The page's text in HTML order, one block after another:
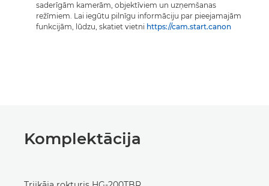
saderīgām kamerām, objektīviem un uzņemšanas
režīmiem. Lai iegūtu pilnīgu informāciju par pieejamajām
funkcijām, lūdzu, skatiet vietni https://cam.start.canon
Komplektācija